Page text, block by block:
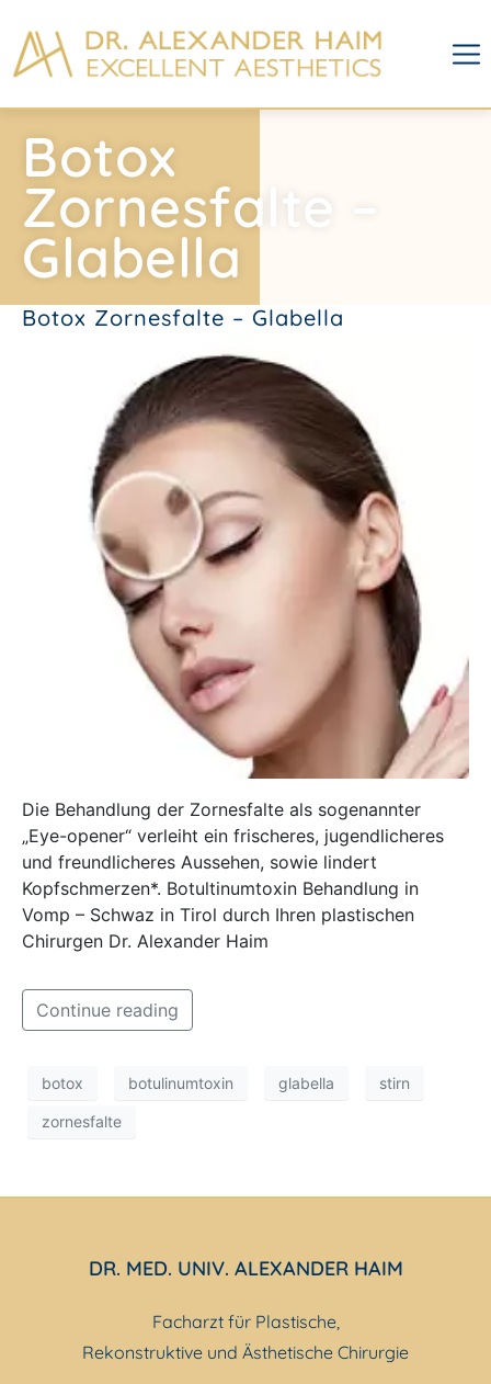
Botox
Zornesfalte –
Glabella
Botox Zornesfalte – Glabella
Die Behandlung der Zornesfalte als sogenannter
„Eye-opener“ verleiht ein frischeres, jugendlicheres
und freundlicheres Aussehen, sowie lindert
Kopfschmerzen*. Botultinumtoxin Behandlung in
Vomp – Schwaz in Tirol durch Ihren plastischen
Chirurgen Dr. Alexander Haim
Continue reading
botox botulinumtoxin glabella stirn
zornesfalte
DR. MED. UNIV. ALEXANDER HAIM
Facharzt für Plastische,
Rekonstruktive und Ästhetische Chirurgie